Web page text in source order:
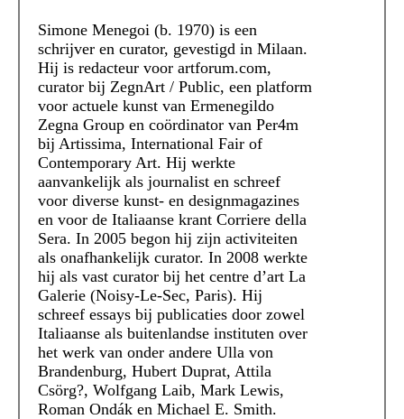
Simone Menegoi (b. 1970) is een
schrijver en curator, gevestigd in Milaan.
Hij is redacteur voor artforum.com,
curator bij ZegnArt / Public, een platform
voor actuele kunst van Ermenegildo
Zegna Group en coördinator van Per4m
bij Artissima, International Fair of
Contemporary Art. Hij werkte
aanvankelijk als journalist en schreef
voor diverse kunst- en designmagazines
en voor de Italiaanse krant Corriere della
Sera. In 2005 begon hij zijn activiteiten
als onafhankelijk curator. In 2008 werkte
hij als vast curator bij het centre d’art La
Galerie (Noisy-Le-Sec, Paris). Hij
schreef essays bij publicaties door zowel
Italiaanse als buitenlandse instituten over
het werk van onder andere Ulla von
Brandenburg, Hubert Duprat, Attila
Csörg?, Wolfgang Laib, Mark Lewis,
Roman Ondák en Michael E. Smith.